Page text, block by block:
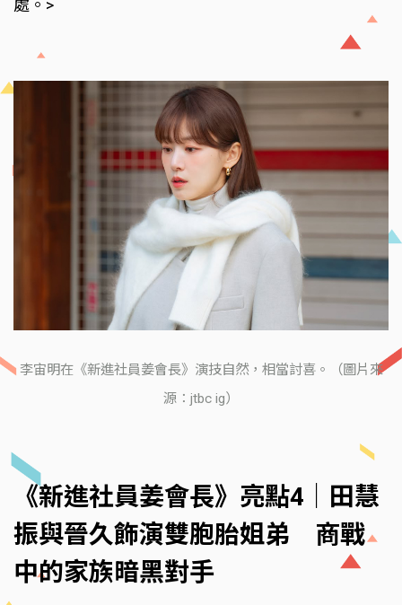
處。>
李宙明在《新進社員姜會長》演技自然，相當討喜。（圖片來
源：jtbc ig）
《新進社員姜會長》亮點4｜田慧
振與晉久飾演雙胞胎姐弟 商戰
中的家族暗黑對手